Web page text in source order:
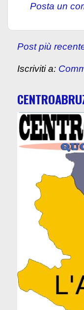
Posta un
Post più
Iscriviti a: